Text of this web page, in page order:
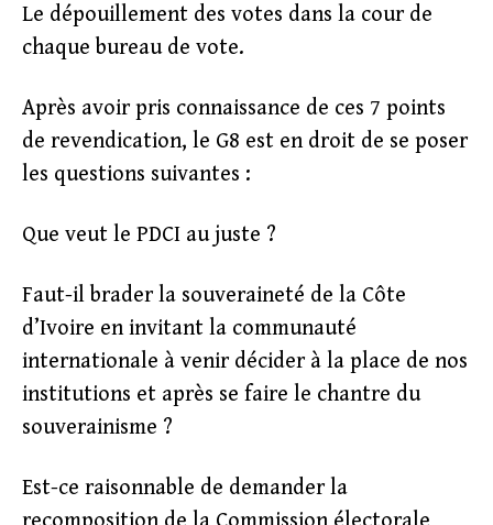
Le dépouillement des votes dans la cour de
chaque bureau de vote.
Après avoir pris connaissance de ces 7 points
de revendication, le G8 est en droit de se poser
les questions suivantes :
Que veut le PDCI au juste ?
Faut-il brader la souveraineté de la Côte
d’Ivoire en invitant la communauté
internationale à venir décider à la place de nos
institutions et après se faire le chantre du
souverainisme ?
Est-ce raisonnable de demander la